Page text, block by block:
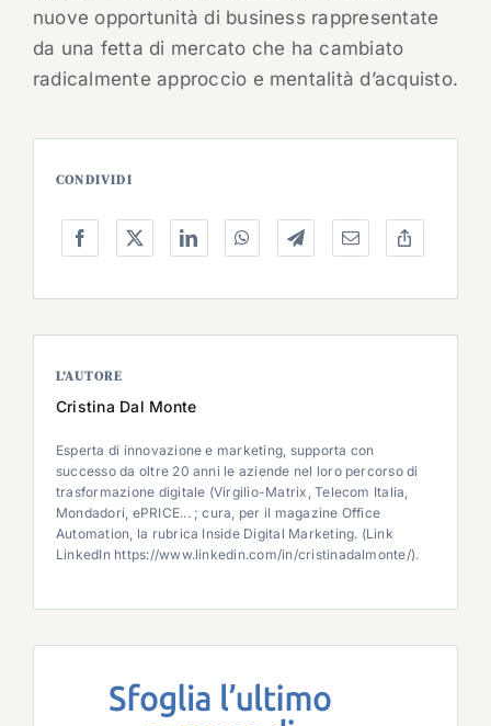
nuove opportunità di business rappresentate
da una fetta di mercato che ha cambiato
radicalmente approccio e mentalità d’acquisto.
CONDIVIDI
L’AUTORE
Cristina Dal Monte
Esperta di innovazione e marketing, supporta con
successo da oltre 20 anni le aziende nel loro percorso di
trasformazione digitale (Virgilio-Matrix, Telecom Italia,
Mondadori, ePRICE... ; cura, per il magazine Office
Automation, la rubrica Inside Digital Marketing. (Link
LinkedIn https://www.linkedin.com/in/cristinadalmonte/).